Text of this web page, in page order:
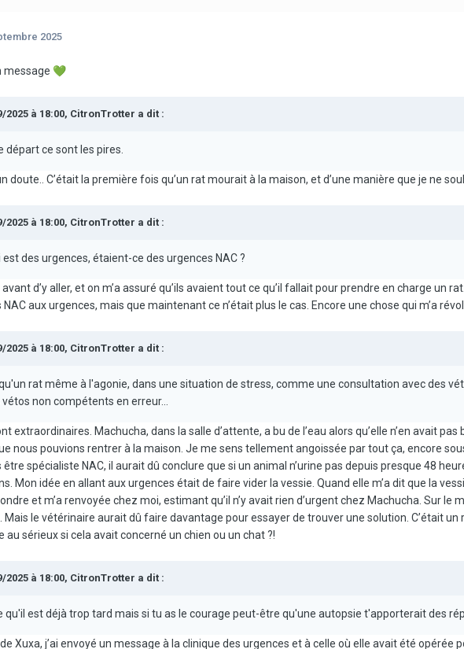
2025
message 💚
2025 à 18:00, CitronTrotter a dit :
départ ce sont les pires.
doute.. C’était la première fois qu’un rat mourait à la maison, et d’une manière que je ne
2025 à 18:00, CitronTrotter a dit :
est des urgences, étaient-ce des urgences NAC ?
d’y aller, et on m’a assuré qu’ils avaient tout ce qu’il fallait pour prendre en charge un
NAC aux urgences, mais que maintenant ce n’était plus le cas. Encore une chose qui m’a
2025 à 18:00, CitronTrotter a dit :
rat même à l'agonie, dans une situation de stress, comme une consultation avec des
non compétents en erreur...
extraordinaires. Machucha, dans la salle d’attente, a bu de l’eau alors qu’elle n’en avait
nous pouvions rentrer à la maison. Je me sens tellement angoissée par tout ça, encore sous
être spécialiste NAC, il aurait dû conclure que si un animal n’urine pas depuis presque 48
Mon idée en allant aux urgences était de faire vider la vessie. Quand elle m’a dit que la
et m’a renvoyée chez moi, estimant qu’il n’y avait rien d’urgent chez Machucha. Sur
Mais le vétérinaire aurait dû faire davantage pour essayer de trouver une solution. C’était
au sérieux si cela avait concerné un chien ou un chat ?!
2025 à 18:00, CitronTrotter a dit :
qu'il est déjà trop tard mais si tu as le courage peut-être qu'une autopsie t'apporterait des
Xuxa, j’ai envoyé un message à la clinique des urgences et à celle où elle avait été opérée